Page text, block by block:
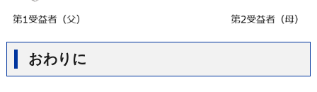
おわりに